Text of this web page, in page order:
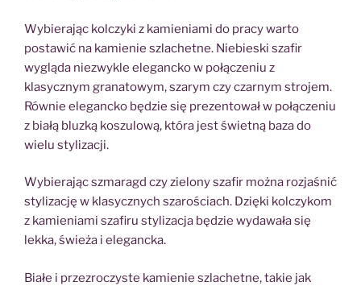
Wybierając kolczyki z kamieniami do pracy warto
postawić na kamienie szlachetne. Niebieski szafir
wygląda niezwykle elegancko w połączeniu z
klasycznym granatowym, szarym czy czarnym strojem.
Równie elegancko będzie się prezentował w połączeniu
z białą bluzką koszulową, która jest świetną baza do
wielu stylizacji.
Wybierając szmaragd czy zielony szafir można rozjaśnić
stylizację w klasycznych szarościach. Dzięki kolczykom
z kamieniami szafiru stylizacja będzie wydawała się
lekka, świeża i elegancka.
Białe i przezroczyste kamienie szlachetne, takie jak